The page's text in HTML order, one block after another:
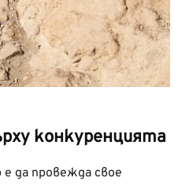
конкуренцията
да провежда свое